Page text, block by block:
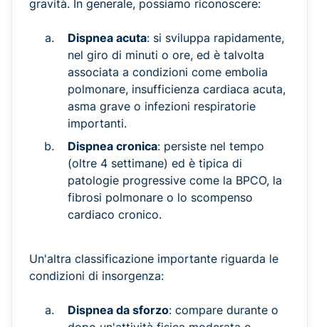
gravità. In generale, possiamo riconoscere:
Dispnea acuta: si sviluppa rapidamente,
nel giro di minuti o ore, ed è talvolta
associata a condizioni come embolia
polmonare, insufficienza cardiaca acuta,
asma grave o infezioni respiratorie
importanti.
Dispnea cronica: persiste nel tempo
(oltre 4 settimane) ed è tipica di
patologie progressive come la BPCO, la
fibrosi polmonare o lo scompenso
cardiaco cronico.
Un'altra classificazione importante riguarda le
condizioni di insorgenza:
Dispnea da sforzo: compare durante o